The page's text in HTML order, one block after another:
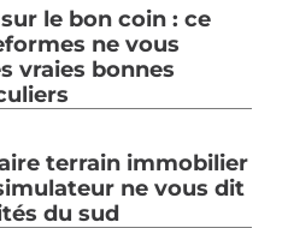
le bon coin : ce
ne vous
vraies bonnes
terrain immobilier
ne vous dit
du sud